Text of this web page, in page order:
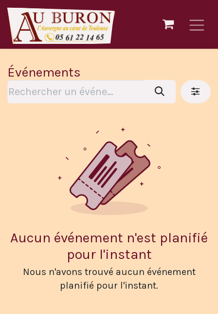
Se rendre au contenu
Événements
Aucun événement n'est planifié
pour l'instant
Nous n'avons trouvé aucun événement
planifié pour l'instant.